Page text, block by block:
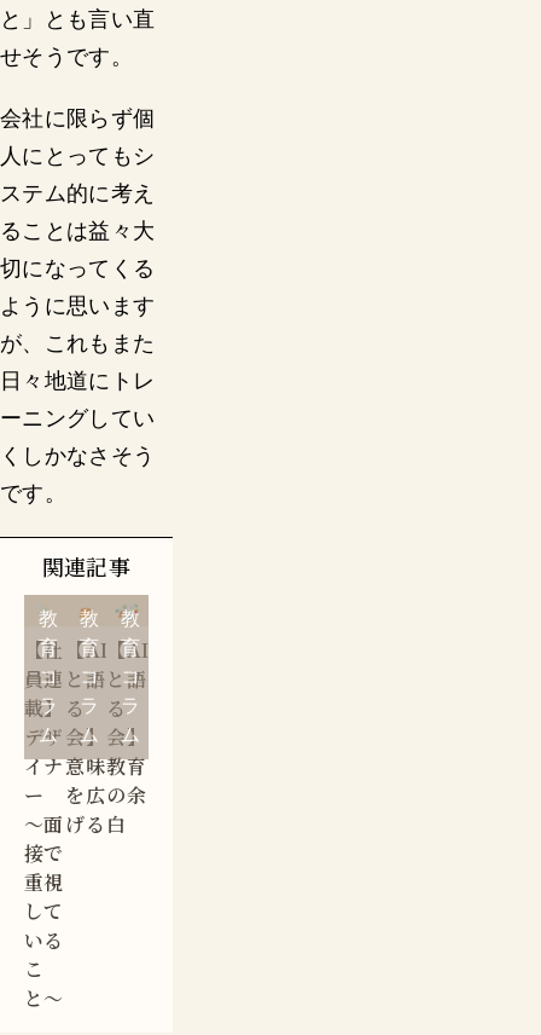
と」とも言い直
せそうです。
会社に限らず個
人にとってもシ
ステム的に考え
ることは益々大
切になってくる
ように思います
が、これもまた
日々地道にトレ
ーニングしてい
くしかなさそう
です。
関連記事
教
育
コ
ラ
ム
【社
員連
載】
デザ
イナ
ー
〜面
接で
重視
して
いる
こ
と〜
教
育
コ
ラ
ム
【AI
と語
る
会】
意味
を広
げる
教
育
コ
ラ
ム
【AI
と語
る
会】
教育
の余
白